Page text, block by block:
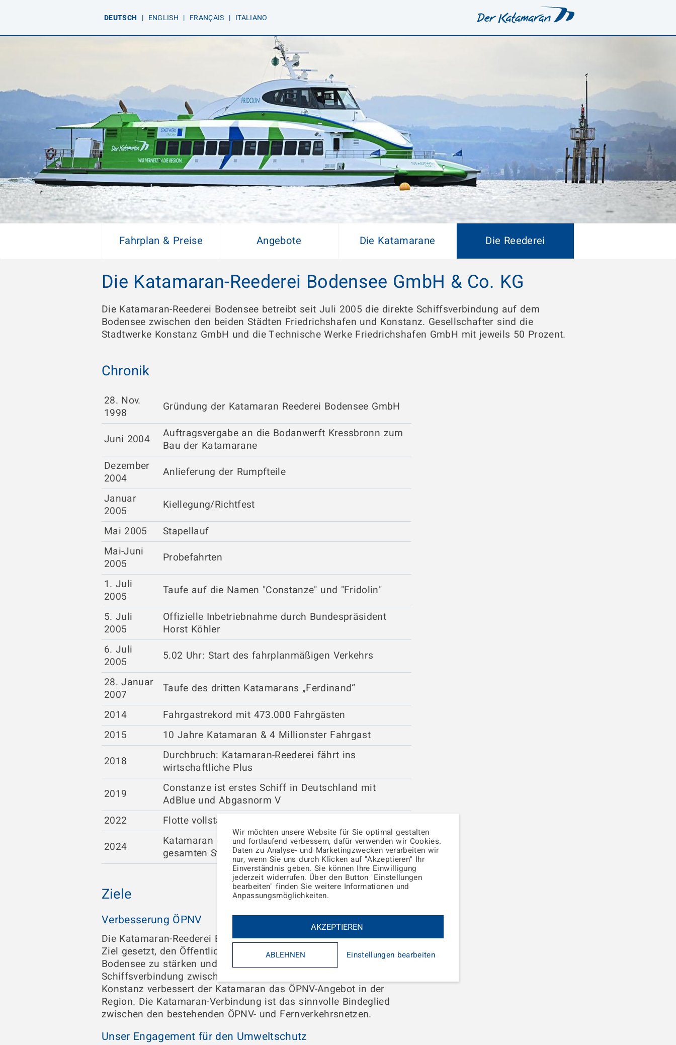
DEUTSCH | ENGLISH | FRANÇAIS | ITALIANO
Fahrplan & Preise Angebote Die Katamarane Die Reederei
Die Katamaran-Reederei Bodensee GmbH & Co. KG
Die Katamaran-Reederei Bodensee betreibt seit Juli 2005 die direkte Schiffsverbindung auf dem
Bodensee zwischen den beiden Städten Friedrichshafen und Konstanz. Gesellschafter sind die
Stadtwerke Konstanz GmbH und die Technische Werke Friedrichshafen GmbH mit jeweils 50 Prozent.
Chronik
28. Nov.
1998
Gründung der Katamaran Reederei Bodensee GmbH
Juni 2004
Auftragsvergabe an die Bodanwerft Kressbronn zum
Bau der Katamarane
Dezember
2004
Anlieferung der Rumpfteile
Januar
2005
Kiellegung/Richtfest
Mai 2005
Stapellauf
Mai-Juni
2005
Probefahrten
1. Juli
2005
Taufe auf die Namen "Constanze" und "Fridolin"
5. Juli
2005
Offizielle Inbetriebnahme durch Bundespräsident
Horst Köhler
6. Juli
2005
5.02 Uhr: Start des fahrplanmäßigen Verkehrs
28. Januar
2007
Taufe des dritten Katamarans „Ferdinand“
2014
Fahrgastrekord mit 473.000 Fahrgästen
2015
10 Jahre Katamaran & 4 Millionster Fahrgast
2018
Durchbruch: Katamaran-Reederei fährt ins
wirtschaftliche Plus
2019
Constanze ist erstes Schiff in Deutschland mit
AdBlue und Abgasnorm V
2022
Flotte vollständig erneuert
2024
Katamaran erhält Vorrang/ GRÜNEN BALL auf der
gesamten Strecke
Ziele
Verbesserung ÖPNV
Die Katamaran-Reederei Bodensee GmbH & Co. KG hat sich zum
Ziel gesetzt, den Öffentlichen Personennahverkehr (ÖPNV) auf dem
Bodensee zu stärken und auszubauen. Mit der direkten stündlichen
Schiffsverbindung zwischen den Städten Friedrichshafen und
Konstanz verbessert der Katamaran das ÖPNV-Angebot in der
Region. Die Katamaran-Verbindung ist das sinnvolle Bindeglied
zwischen den bestehenden ÖPNV- und Fernverkehrsnetzen.
Unser Engagement für den Umweltschutz
Wir möchten unsere Website für Sie optimal gestalten
und fortlaufend verbessern, dafür verwenden wir Cookies.
Daten zu Analyse- und Marketingzwecken verarbeiten wir
nur, wenn Sie uns durch Klicken auf "Akzeptieren" Ihr
Einverständnis geben. Sie können Ihre Einwilligung
jederzeit widerrufen. Über den Button "Einstellungen
bearbeiten" finden Sie weitere Informationen und
Anpassungsmöglichkeiten.
ABLEHNEN
AKZEPTIEREN
Einstellungen bearbeiten